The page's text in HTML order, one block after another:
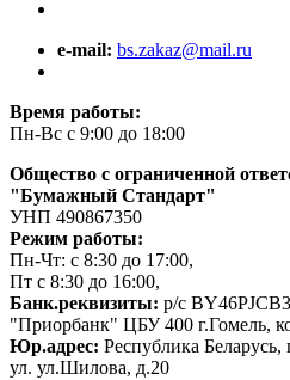
e-mail: bs.zakaz@mail.ru
Время работы:
Пн-Вс с 9:00 до 18:00
Общество с ограниченной
"Бумажный Стандарт"
УНП 490867350
Режим работы:
Пн-Чт: с 8:30 до 17:00,
Пт с 8:30 до 16:00,
Банк.реквизиты: р/с
"Приорбанк" ЦБУ 400 г.Гомель,
Юр.адрес: Республика Беларусь,
ул. ул.Шилова, д.20